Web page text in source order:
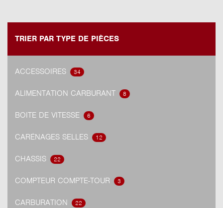
TRIER PAR TYPE DE PIÈCES
ACCESSOIRES 34
ALIMENTATION CARBURANT 8
BOITE DE VITESSE 6
CARÉNAGES SELLES 12
CHASSIS 22
COMPTEUR COMPTE-TOUR 3
CARBURATION 22